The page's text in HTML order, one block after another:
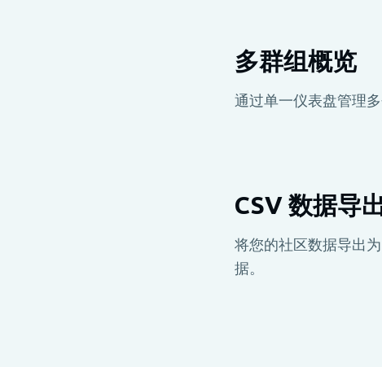
多群组概览
通过单一仪表盘管理
CSV 数据导
将您的社区数据导出
据。